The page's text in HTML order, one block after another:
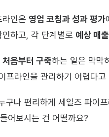
인은 영업 코칭과 성과 평가
하고, 각 단계별로 예상 매출
처음부터 구축하는 일은 막막
라인을 관리하기 어렵다고
구나 편리하게 세일즈 파이
어보시는 건 어떨까요?